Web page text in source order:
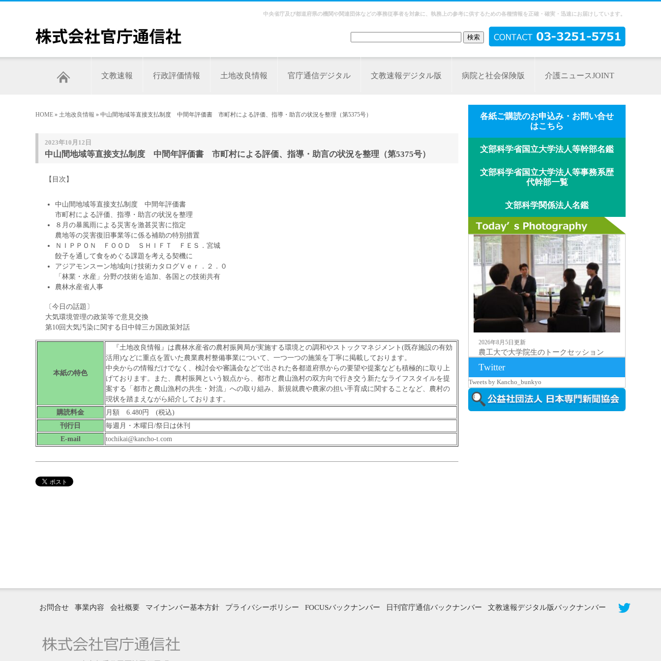
中央省庁及び都道府県の機関や関連団体などの事務従事者を対象に、執務上の参考に供するための各種情報を正確・確実・迅速にお届けしています。
文教速報 行政評価情報 土地改良情報 官庁通信デジタル 文教速報デジタル版 病院と社会保険版 介護ニュースJOINT
HOME » 土地改良情報 » 中山間地域等直接支払制度 中間年評価書 市町村による評価、指導・助言の状況を整理（第5375号）
2023年10月12日
中山間地域等直接支払制度 中間年評価書 市町村による評価、指導・助言の状況を整理（第5375号）
【目次】
中山間地域等直接支払制度 中間年評価書
市町村による評価、指導・助言の状況を整理
８月の暴風雨による災害を激甚災害に指定
農地等の災害復旧事業等に係る補助の特別措置
ＮＩＰＰＯＮ ＦＯＯＤ ＳＨＩＦＴ ＦＥＳ．宮城
餃子を通して食をめぐる課題を考える契機に
アジアモンスーン地域向け技術カタログＶｅｒ．２．０
「林業・水産」分野の技術を追加、各国との技術共有
農林水産省人事
〔今日の話題〕
大気環境管理の政策等で意見交換
第10回大気汚染に関する日中韓三カ国政策対話
本紙の特色
『土地改良情報』は農林水産省の農村振興局が実施する環境との調和やストックマネジメント(既存施設の有効
活用)などに重点を置いた農業農村整備事業について、一つ一つの施策を丁寧に掲載しております。
中央からの情報だけでなく、検討会や審議会などで出された各都道府県からの要望や提案なども積極的に取り上
げております。また、農村振興という観点から、都市と農山漁村の双方向で行き交う新たなライフスタイルを提
案する「都市と農山漁村の共生・対流」への取り組み、新規就農や農家の担い手育成に関することなど、農村の
現状を踏まえながら紹介しております。
購読料金
月額 6.480円 (税込)
刊行日
毎週月・木曜日/祭日は休刊
E-mail
tochikai@kancho-t.com
各紙ご購読のお申込み・お問い合せ
はこちら
文部科学省国立大学法人等幹部名鑑
文部科学省国立大学法人等事務系歴
代幹部一覧
文部科学関係法人名鑑
2026年8月5日更新
農工大で大学院生のトークセッション
Twitter
Tweets by Kancho_bunkyo
お問合せ 事業内容 会社概要 マイナンバー基本方針 プライバシーポリシー FOCUSバックナンバー 日刊官庁通信バックナンバー 文教速報デジタル版バックナンバー